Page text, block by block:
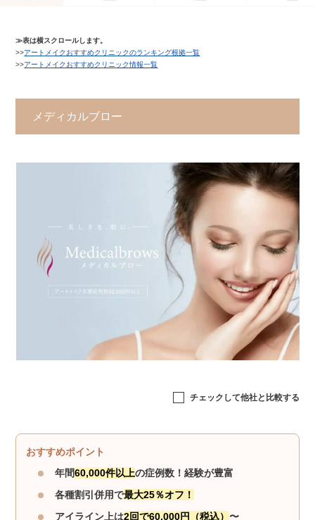
≫表は横スクロールします。
>>アートメイクおすすめクリニックのランキング根拠一覧
>>アートメイクおすすめクリニック情報一覧
メディカルブロー
チェックして他社と比較する
おすすめポイント
年間60,000件以上の症例数！経験が豊富
各種割引併用で最大25％オフ！
アイライン上は2回で60,000円（税込）〜